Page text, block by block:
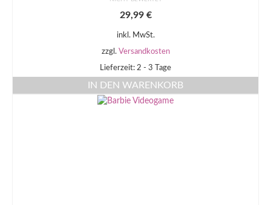
29,99 €
inkl. MwSt.
zzgl. Versandkosten
Lieferzeit: 2 - 3 Tage
IN DEN WARENKORB